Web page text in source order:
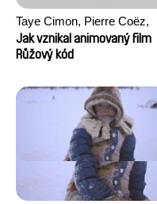
Taye Cimon, Pierre Coëz,
Julie Groux, Sandra Leydier,
Manuarii Morel, Romain
Jak vznikal animovaný film
Růžový kód